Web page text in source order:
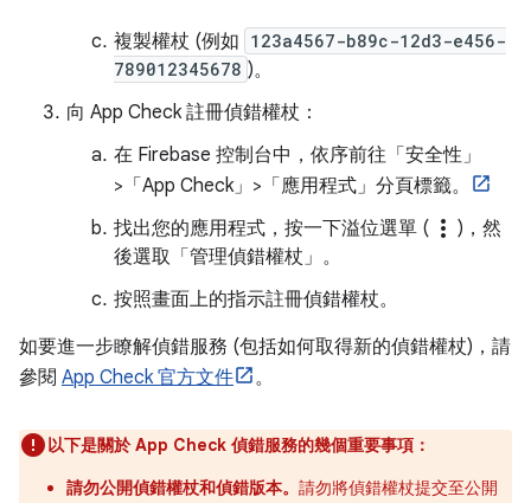
複製權杖 (例如 123a4567-b89c-12d3-e456-
789012345678 )。
向 App Check 註冊偵錯權杖：
在 Firebase 控制台中，依序前往「安全性」
>「App Check」>「應用程式」分頁標籤。
找出您的應用程式，按一下溢位選單 ( more_vert )，然
後選取「管理偵錯權杖」 。
按照畫面上的指示註冊偵錯權杖。
如要進一步瞭解偵錯服務 (包括如何取得新的偵錯權杖)，請
參閱 App Check 官方文件 。
以下是關於 App Check 偵錯服務的幾個重要事項：
請勿公開偵錯權杖和偵錯版本。 請勿將偵錯權杖提交至公開